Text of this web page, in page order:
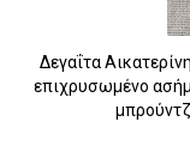
Δεγαΐτα
επιχρυσωμένο